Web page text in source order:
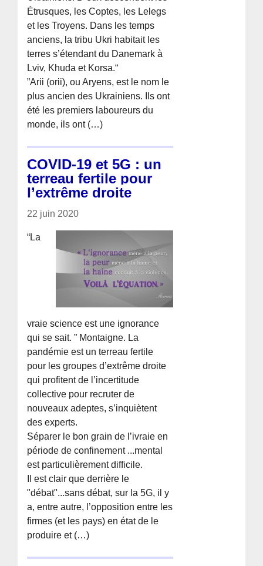
Étrusques, les Coptes, les Lelegs
et les Troyens. Dans les temps
anciens, la tribu Ukri habitait les
terres s’étendant du Danemark à
Lviv, Khuda et Korsa.“
”Arii (orii), ou Aryens, est le nom le
plus ancien des Ukrainiens. Ils ont
été les premiers laboureurs du
monde, ils ont (…)
COVID-19 et 5G : un
terreau fertile pour
l’extrême droite
22 juin 2020
“La
vraie science est une ignorance
qui se sait. ” Montaigne. La
pandémie est un terreau fertile
pour les groupes d’extrême droite
qui profitent de l’incertitude
collective pour recruter de
nouveaux adeptes, s’inquiètent
des experts.
Séparer le bon grain de l’ivraie en
période de confinement ...mental
est particulièrement difficile.
Il est clair que derrière le
"débat"...sans débat, sur la 5G, il y
a, entre autre, l’opposition entre les
firmes (et les pays) en état de le
produire et (…)